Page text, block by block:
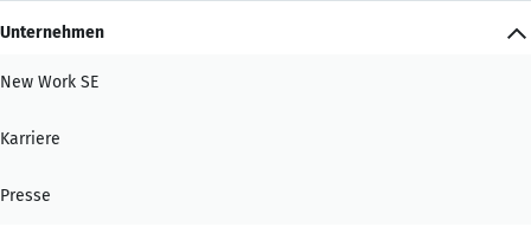
Unternehmen
New Work SE
Karriere
Presse